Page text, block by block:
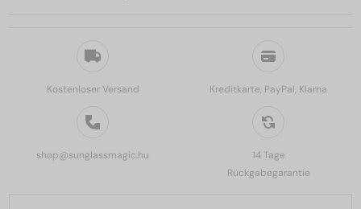
Kostenloser Versand Kreditkarte, PayPal, Klarna
shop@sunglassmagic.hu
14 Tage
Rückgabegarantie